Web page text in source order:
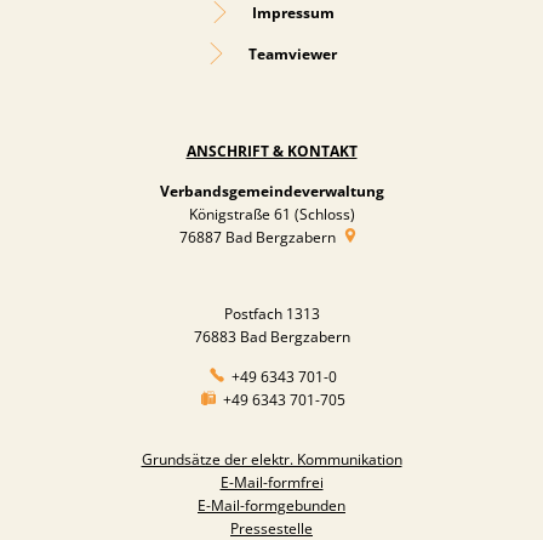
Impressum
Teamviewer
ANSCHRIFT & KONTAKT
Verbandsgemeindeverwaltung
Königstraße 61 (Schloss)
76887 Bad Bergzabern
Postfach 1313
76883 Bad Bergzabern
+49 6343 701-0
+49 6343 701-705
Grundsätze der elektr. Kommunikation
E-Mail-formfrei
E-Mail-formgebunden
Pressestelle